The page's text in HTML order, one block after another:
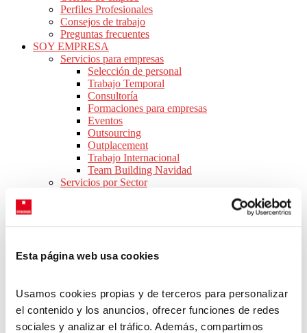
Esta página web usa cookies
Usamos cookies propias y de terceros para personalizar
el contenido y los anuncios, ofrecer funciones de redes
sociales y analizar el tráfico. Además, compartimos
Perfiles Profesionales
Consejos de trabajo
Preguntas frecuentes
SOY EMPRESA
Servicios para empresas
Selección de personal
Trabajo Temporal
Consultoría
Formaciones para empresas
Eventos
Outsourcing
Outplacement
Trabajo Internacional
Team Building Navidad
Servicios por Sector
Conócenos
Responsabilidad social corporativa
Únete a nuestro equipo
CONTACTO